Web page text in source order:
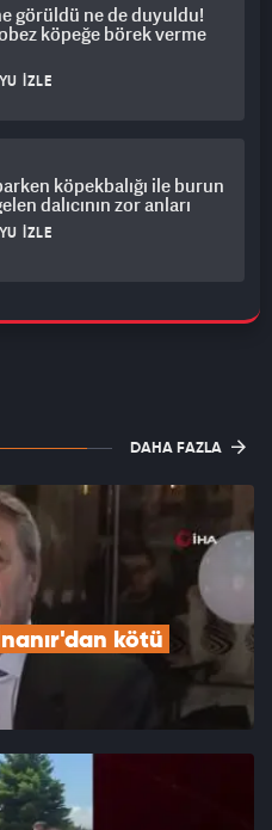
görüldü ne de duyuldu!
köpeğe börek verme
İZLE
köpekbalığı ile burun
dalıcının zor anları
İZLE
DAHA FAZLA
kötü